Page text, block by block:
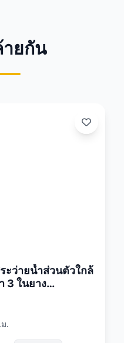
ยกัน
ะว่ายน้ำส่วนตัวใกล้
3 ในยาง
.